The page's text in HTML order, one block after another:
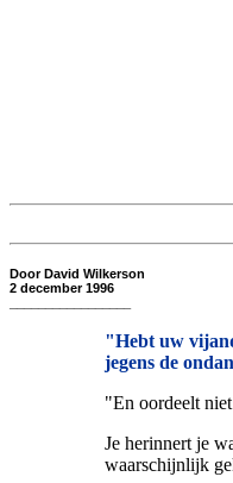
Door David Wilkerson
2 december 1996
"Hebt uw
jegens de
"En oordeelt
Je herinnert je
waarschijnlijk